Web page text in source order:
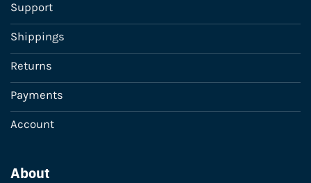
Support
Shippings
Returns
Payments
Account
About